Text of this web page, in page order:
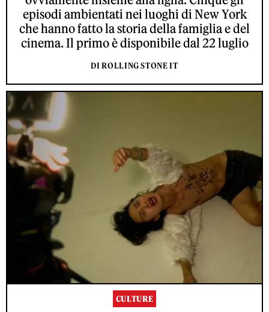
episodi ambientati nei luoghi di New York
che hanno fatto la storia della famiglia e del
cinema. Il primo è disponibile dal 22 luglio
DI ROLLING STONE IT
CULTURE